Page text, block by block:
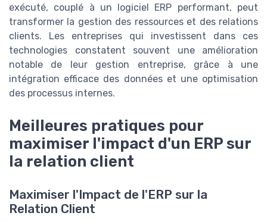
exécuté, couplé à un logiciel ERP performant, peut
transformer la gestion des ressources et des relations
clients. Les entreprises qui investissent dans ces
technologies constatent souvent une amélioration
notable de leur gestion entreprise, grâce à une
intégration efficace des données et une optimisation
des processus internes.
Meilleures pratiques pour
maximiser l'impact d'un ERP sur
la relation client
Maximiser l'Impact de l'ERP sur la
Relation Client